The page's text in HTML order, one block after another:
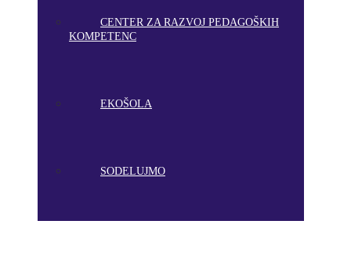
CENTER ZA RAZVOJ PEDAGOŠKIH
KOMPETENC
EKOŠOLA
SODELUJMO